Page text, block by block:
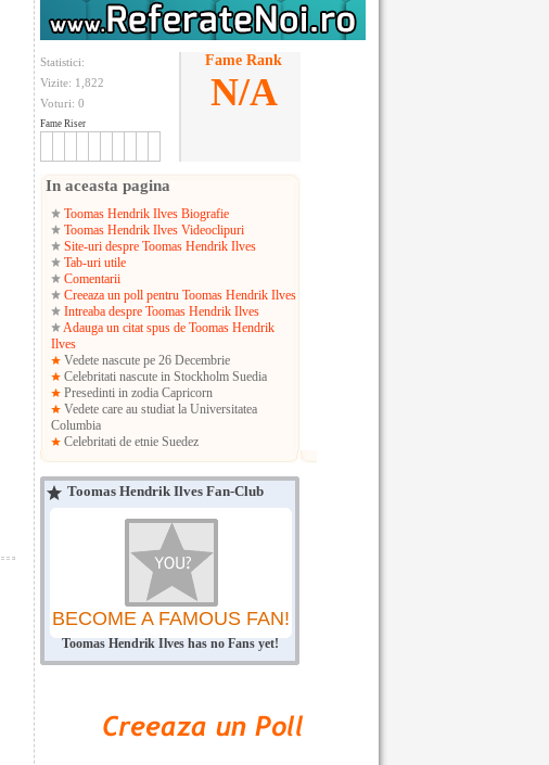
Statistici:
Vizite: 1,822
Voturi: 0
Fame Riser
Fame Rank
N/A
In aceasta pagina
Toomas Hendrik Ilves Biografie
Toomas Hendrik Ilves Videoclipuri
Site-uri despre Toomas Hendrik Ilves
Tab-uri utile
Comentarii
Creeaza un poll pentru Toomas Hendrik Ilves
Intreaba despre Toomas Hendrik Ilves
Adauga un citat spus de Toomas Hendrik
Ilves
Vedete nascute pe 26 Decembrie
Celebritati nascute in Stockholm Suedia
Presedinti in zodia Capricorn
Vedete care au studiat la Universitatea
Columbia
Celebritati de etnie Suedez
Toomas Hendrik Ilves Fan-Club
BECOME A FAMOUS FAN!
Toomas Hendrik Ilves has no Fans yet!